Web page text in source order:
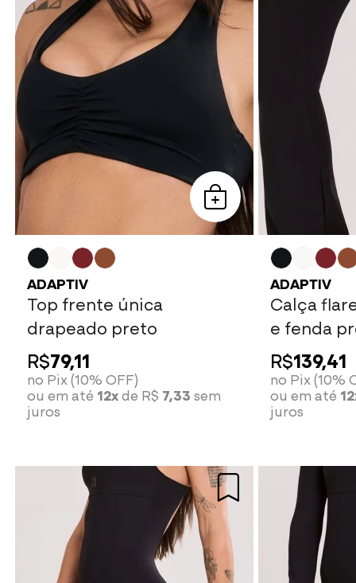
ADAPTIV
Top frente única
drapeado preto
R$79,11
no Pix (10% OFF)
ou em até 12xde R$ 7,33 sem
juros
ADAPTIV
Calça
e fenda
R$139,41
no Pix (10%
ou em até
juros